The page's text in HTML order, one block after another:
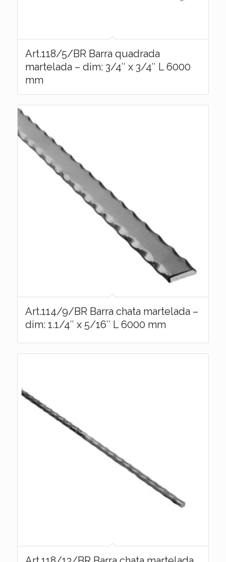
Art.118/5/BR Barra quadrada
martelada – dim: 3/4″ x 3/4″ L 6000
mm
Art.114/9/BR Barra chata martelada –
dim: 1.1/4″ x 5/16″ L 6000 mm